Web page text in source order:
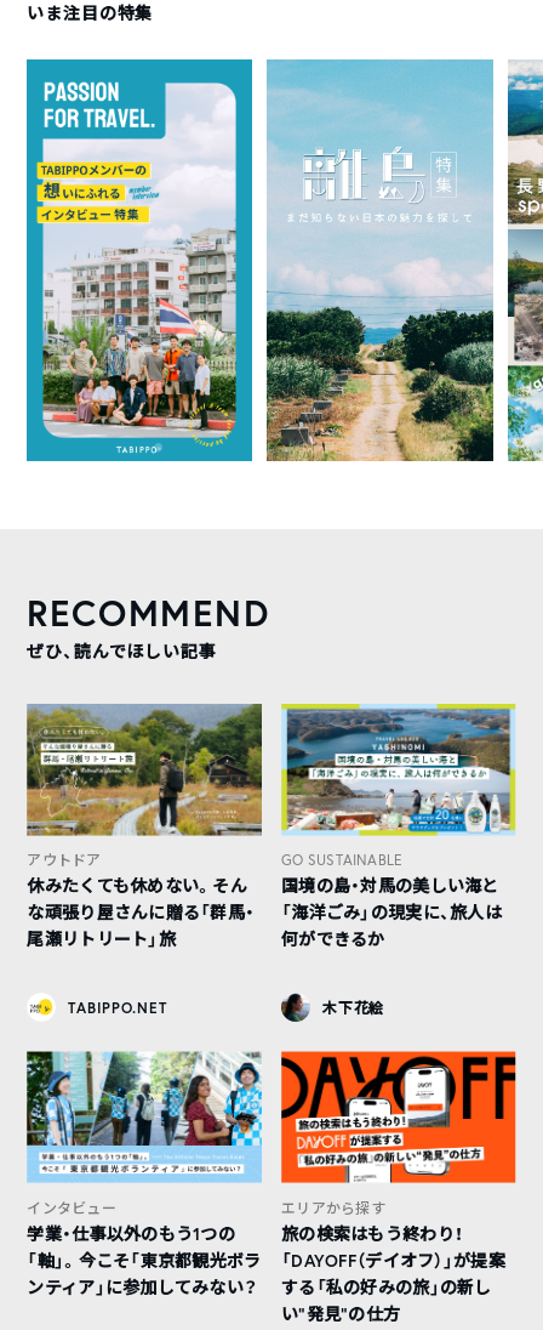
いま注目の特集
RECOMMEND
ぜひ、読んでほしい記事
アウトドア
休みたくても休めない。そん
な頑張り屋さんに贈る「群馬・
尾瀬リトリート」旅
TABIPPO.NET
GO SUSTAINABLE
国境の島・対馬の美しい海と
「海洋ごみ」の現実に、旅人は
何ができるか
木下花絵
インタビュー
学業・仕事以外のもう1つの
「軸」。今こそ「東京都観光ボラ
ンティア」に参加してみない？
エリアから探す
旅の検索はもう終わり！
「DAYOFF（デイオフ）」が提案
する「私の好みの旅」の新し
い“発見”の仕方